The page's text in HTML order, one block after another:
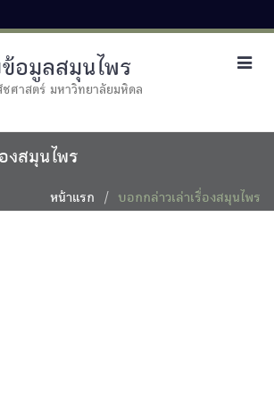
อมูลสมุนไพร
ชศาสตร์ มหาวิทยาลัยมหิดล
งสมุนไพร
หน้าแรก บอกกล่าวเล่าเรื่องสมุนไพร